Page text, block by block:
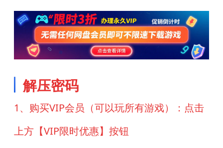
解压密码
1、购买VIP会员（可以玩所有游戏）：点击
上方【VIP限时优惠】按钮